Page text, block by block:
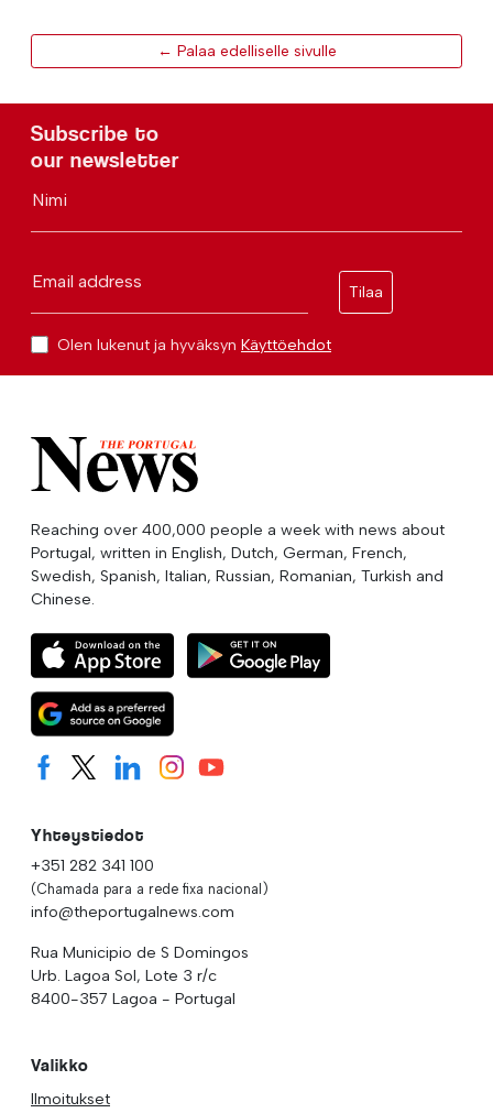
← Palaa edelliselle sivulle
Subscribe to
our newsletter
Nimi
Email address
Tilaa
Olen lukenut ja hyväksyn Käyttöehdot
Reaching over 400,000 people a week with news about
Portugal, written in English, Dutch, German, French,
Swedish, Spanish, Italian, Russian, Romanian, Turkish and
Chinese.
Yhteystiedot
+351 282 341 100
(Chamada para a rede fixa nacional)
info@theportugalnews.com
Rua Municipio de S Domingos
Urb. Lagoa Sol, Lote 3 r/c
8400-357 Lagoa - Portugal
Valikko
Ilmoitukset